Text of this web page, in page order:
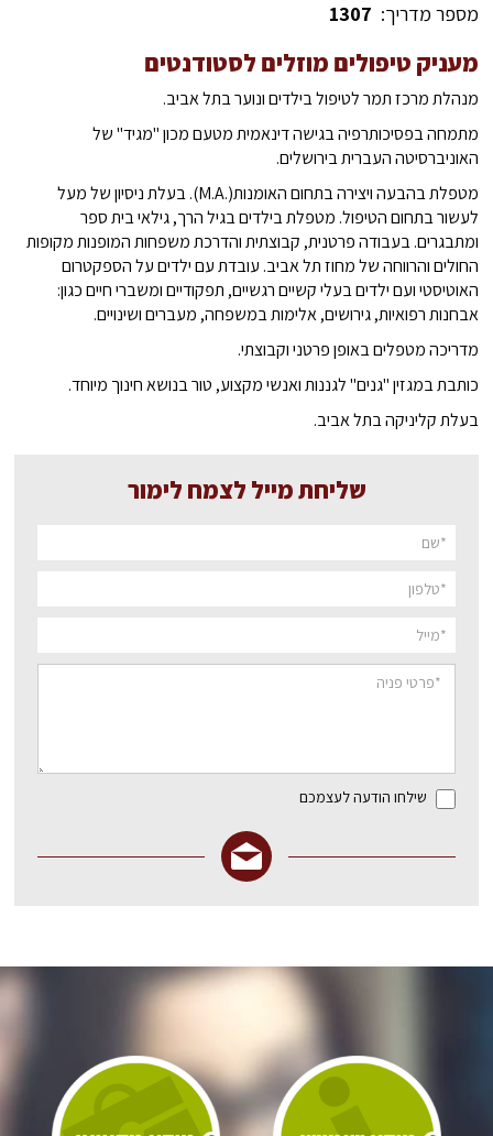
מספר מדריך: 1307
מעניק טיפולים מוזלים לסטודנטים
מנהלת מרכז תמר לטיפול בילדים ונוער בתל אביב.
מתמחה בפסיכותרפיה בגישה דינאמית מטעם מכון "מגיד" של
האוניברסיטה העברית בירושלים.
מטפלת בהבעה ויצירה בתחום האומנות(.M.A). בעלת ניסיון של מעל
לעשור בתחום הטיפול. מטפלת בילדים בגיל הרך, גילאי בית ספר
ומתבגרים. בעבודה פרטנית, קבוצתית והדרכת משפחות המופנות מקופות
החולים והרווחה של מחוז תל אביב. עובדת עם ילדים על הספקטרום
האוטיסטי ועם ילדים בעלי קשיים רגשיים, תפקודיים ומשברי חיים כגון:
אבחנות רפואיות, גירושים, אלימות במשפחה, מעברים ושינויים.
מדריכה מטפלים באופן פרטני וקבוצתי.
כותבת במגזין "גנים" לגננות ואנשי מקצוע, טור בנושא חינוך מיוחד.
בעלת קליניקה בתל אביב.
שליחת מייל לצמח לימור
שילחו הודעה לעצמכם